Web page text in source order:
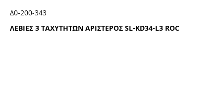
ΛΕΒΙΕΣ 3 ΤΑΧΥΤΗΤΩΝ ΑΡΙΣΤΕΡΟΣ SL-ΚD34-L3 RΟC
Δ0-200-343